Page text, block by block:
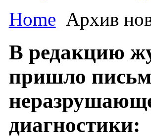
Home Архив
В редакцию
пришло
диагностики: